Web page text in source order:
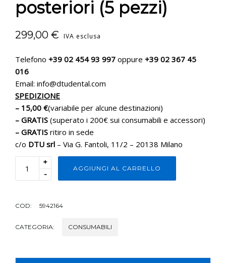
posteriori (5 pezzi)
299,00 € IVA esclusa
Telefono +39 02 454 93 997 oppure +39 02 367 45
016
Email: info@dtudental.com
SPEDIZIONE
– 15,00 €(variabile per alcune destinazioni)
– GRATIS (superato i 200€ sui consumabili e accessori)
– GRATIS ritiro in sede
c/o DTU srl – Via G. Fantoli, 11/2 – 20138 Milano
+
-
AGGIUNGI AL CARRELLO
COD: 5942164
CATEGORIA: CONSUMABILI